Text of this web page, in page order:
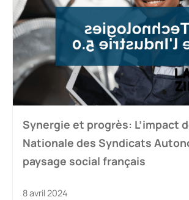
Synergie et progrès: L’impact
Nationale des Syndicats
paysage social français
8 avril 2024